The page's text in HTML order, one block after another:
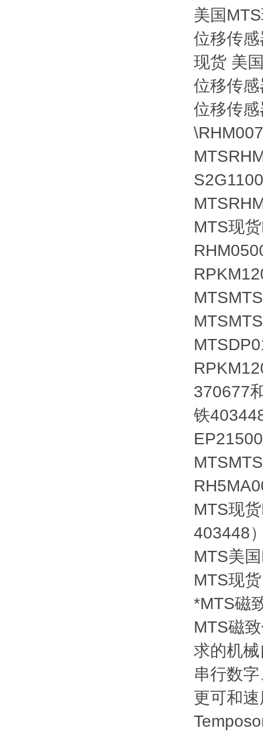
美国
位移传
现货 美
位移传
位移传
MTS现
370677
铁
MTS现
403448
MTS美
MTS现
*MTS磁
MTS磁
求的机
串行数
更可和